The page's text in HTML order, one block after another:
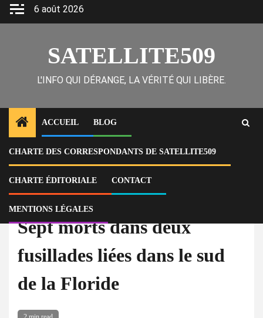
Skip
6 août 2026
SATELLITE509
L'INFO QUI DÉRANGE, LA VÉRITÉ QUI LIBÈRE.
ACCUEIL BLOG
CHARTE DES CORRESPONDANTS DE SATELLITE509
CHARTE ÉDITORIALE CONTACT
MENTIONS LÉGALES
Home
Actu
Sept morts dans deux fusillades liées dans le sud de la Floride
Sept morts dans deux
fusillades liées dans le sud
de la Floride